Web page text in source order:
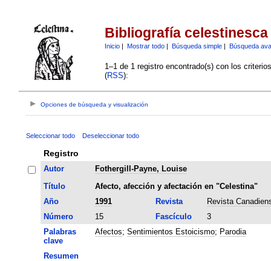
Bibliografía celestinesca
Inicio| Mostrar todo| Búsqueda simple| Búsqueda
1–1 de 1 registro encontrado(s) con los
(RSS):
Opciones de búsqueda y visualización
Seleccionar todo Deseleccionar todo
Registro
Autor
Fothergill-Payne, Louise
Título
Afecto, afección y afectación en "Celestina"
Año
1991 Revista
Revista
Número
15 Fascículo
3
Palabras
clave
Afectos; Sentimientos Estoicismo; Parodia
Resumen